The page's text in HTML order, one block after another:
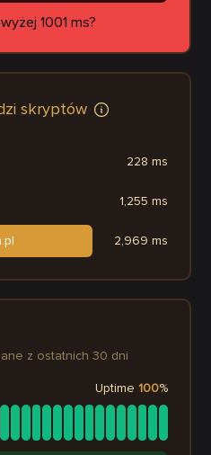
1001 ms?
skryptów
228 ms
1,255 ms
2,969 ms
z ostatnich 30 dni
Uptime 100%